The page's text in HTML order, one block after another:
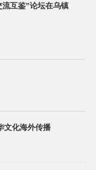
互鉴”论坛在乌镇
文化海外传播